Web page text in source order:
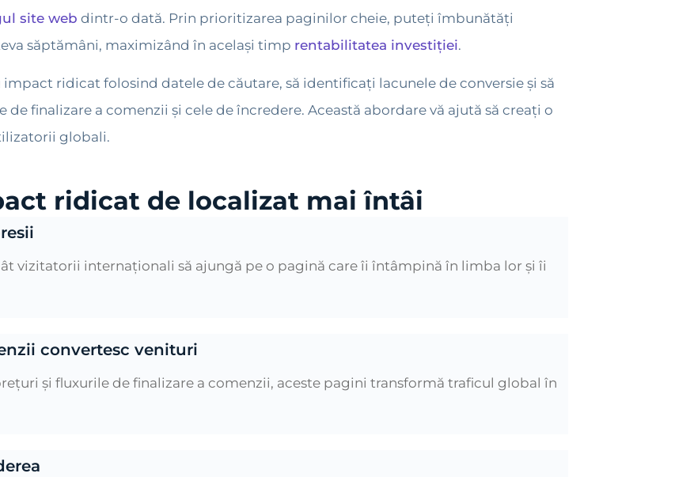
site web dintr-o dată. Prin prioritizarea paginilor cheie, puteți îmbunătăți
săptămâni, maximizând în același timp rentabilitatea investiției.
ridicat folosind datele de căutare, să identificați lacunele de conversie și să
finalizare a comenzii și cele de încredere. Această abordare vă ajută să creați o
globali.
ridicat de localizat mai întâi
vizitatorii internaționali să ajungă pe o pagină care îi întâmpină în limba lor și îi
convertesc venituri
și fluxurile de finalizare a comenzii, aceste pagini transformă traficul global în